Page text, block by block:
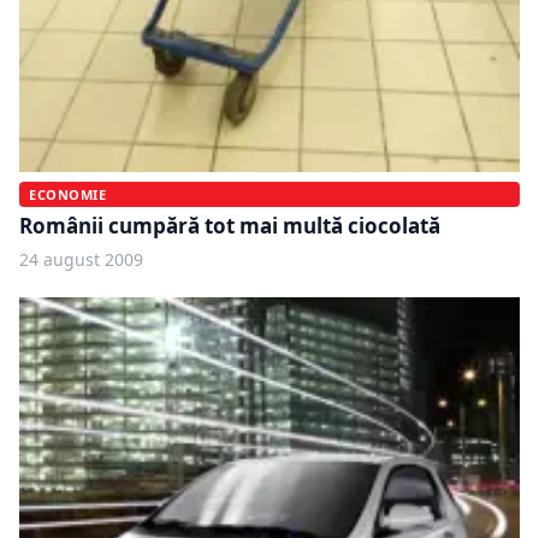
ECONOMIE
Românii cumpără tot mai multă ciocolată
24 august 2009